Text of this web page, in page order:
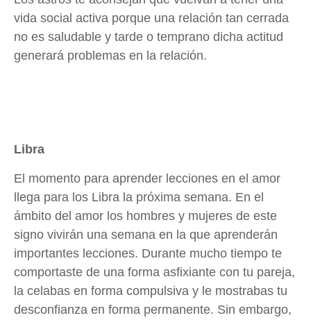
vida social activa porque una relación tan cerrada
no es saludable y tarde o temprano dicha actitud
generará problemas en la relación.
Libra
El momento para aprender lecciones en el amor
llega para los Libra la próxima semana. En el
ámbito del amor los hombres y mujeres de este
signo vivirán una semana en la que aprenderán
importantes lecciones. Durante mucho tiempo te
comportaste de una forma asfixiante con tu pareja,
la celabas en forma compulsiva y le mostrabas tu
desconfianza en forma permanente. Sin embargo,